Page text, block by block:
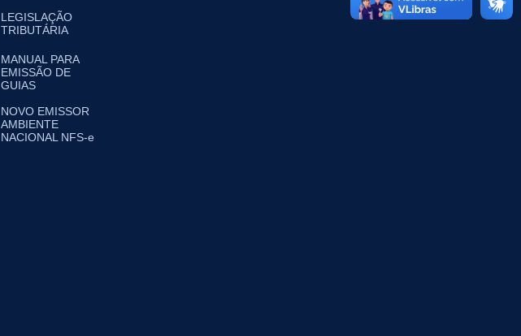
LEGISLAÇÃO
TRIBUTÁRIA
MANUAL PARA
EMISSÃO DE
GUIAS
NOVO EMISSOR
AMBIENTE
NACIONAL NFS-e